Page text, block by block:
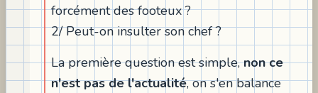
forcément des footeux ?
2/ Peut-on insulter son chef ?
La première question est simple,non ce
n'est pas de l'actualité, on s'en balance